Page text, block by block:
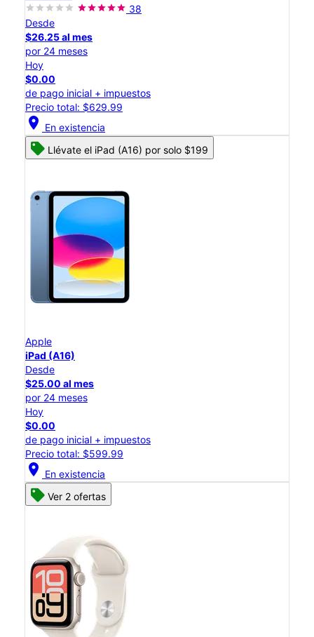
38
Desde
$26.25 al mes
por 24 meses
Hoy
$0.00
de pago inicial + impuestos
Precio total: $629.99
location_on En existencia
Llévate el iPad (A16) por solo $199
Apple
iPad (A16)
Desde
$25.00 al mes
por 24 meses
Hoy
$0.00
de pago inicial + impuestos
Precio total: $599.99
location_on En existencia
Ver 2 ofertas